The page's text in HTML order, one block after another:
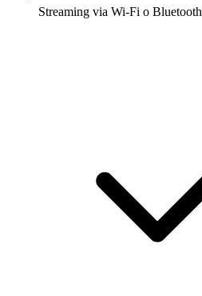
Streaming via Wi-Fi o Bluetooth